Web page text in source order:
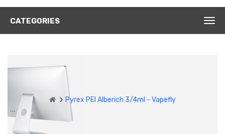
(0)
CATEGORIES
Pyrex PEI Alberich 3/4ml - Vapefly